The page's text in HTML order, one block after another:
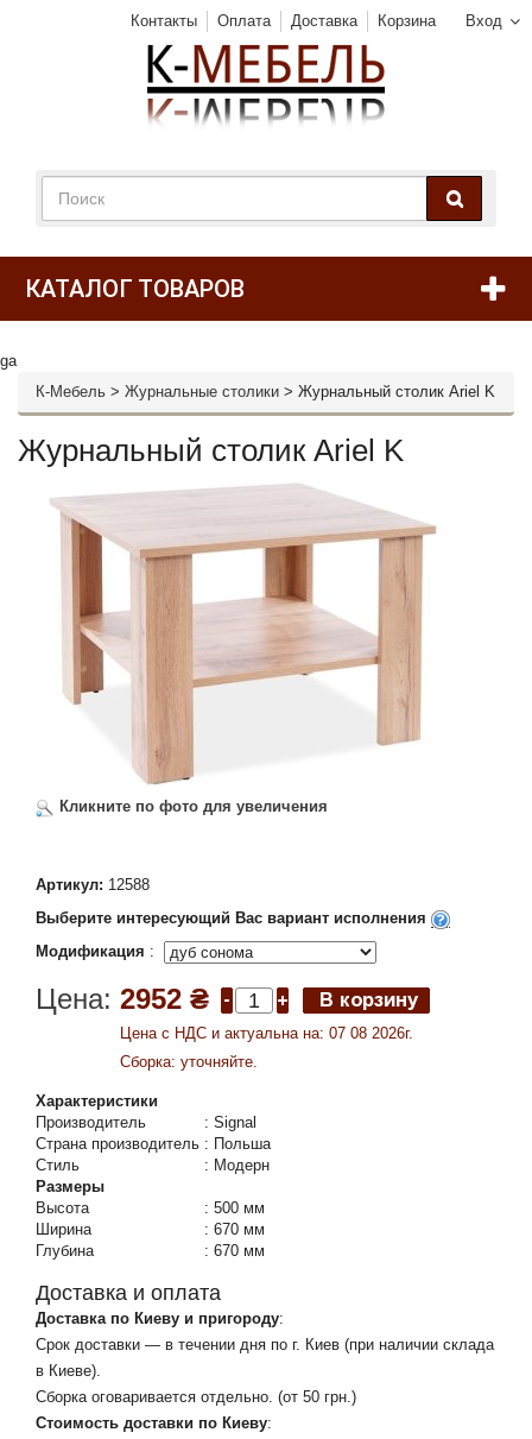
Вход
Контакты Оплата Доставка Корзина
КАТАЛОГ ТОВАРОВ
ga
К-Мебель > Журнальные столики > Журнальный столик Ariel K
Журнальный столик Ariel K
Кликните по фото для увеличения
Артикул: 12588
Выберите интересующий Вас вариант исполнения
Модификация :
Цена: 2952 ₴
Цена c НДС и актуальна на: 07 08 2026г.
Сборка: уточняйте.
Характеристики
Производитель
: Signal
Страна производитель : Польша
Стиль
: Модерн
Размеры
Высота
: 500 мм
Ширина
: 670 мм
Глубина
: 670 мм
Доставка и оплата
Доставка по Киеву и пригороду:
Срок доставки — в течении дня по г. Киев (при наличии склада
в Киеве).
Сборка оговаривается отдельно. (от 50 грн.)
Стоимость доставки по Киеву: